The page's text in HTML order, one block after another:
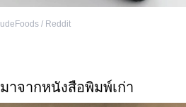
/ Reddit
าจากหนังสือพิมพ์เก่า